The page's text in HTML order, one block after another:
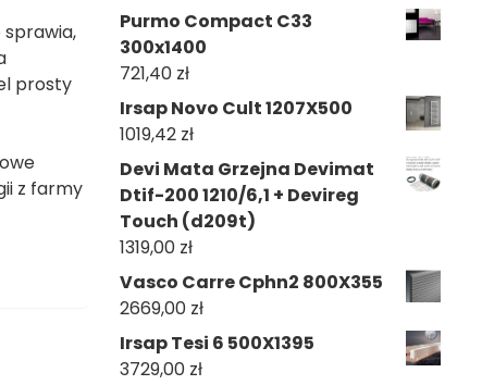
prosty
z farmy
Purmo Compact C33
300x1400
721,40 zł
Irsap Novo Cult 1207X500
1019,42 zł
Devi Mata Grzejna Devimat
Dtif-200 1210/6,1 + Devireg
Touch (d209t)
1319,00 zł
Vasco Carre Cphn2 800X355
2669,00 zł
Irsap Tesi 6 500X1395
3729,00 zł